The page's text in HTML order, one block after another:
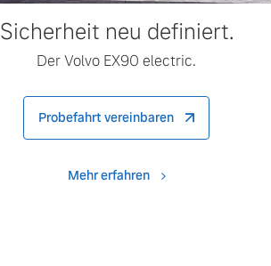
Sicherheit neu definiert.
Der Volvo EX90 electric.
Probefahrt vereinbaren
Mehr erfahren